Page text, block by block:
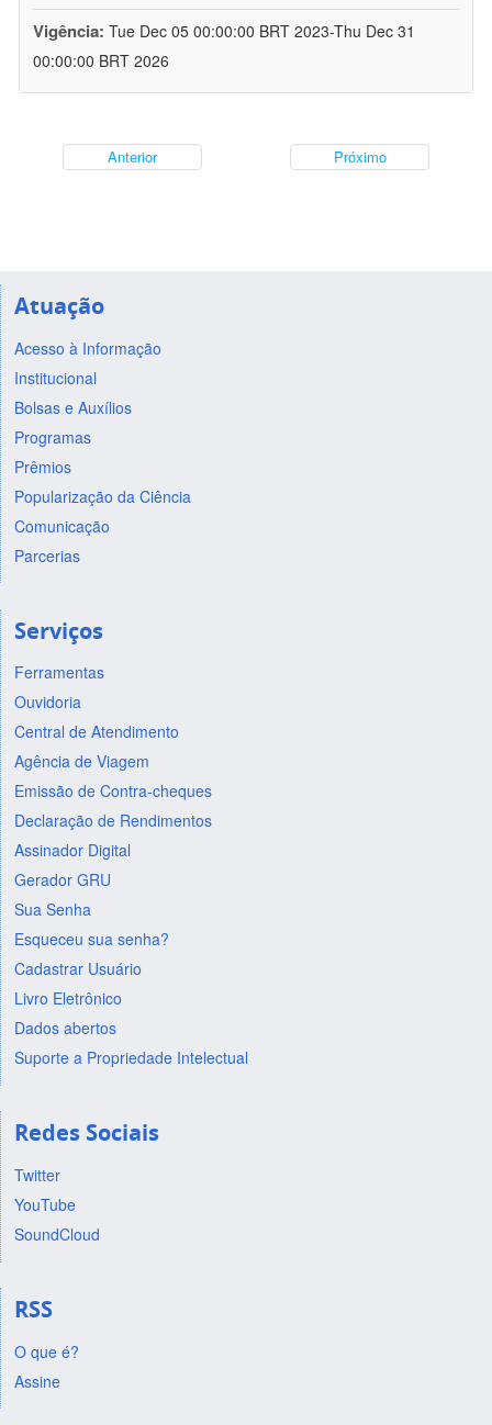
Vigência: Tue Dec 05 00:00:00 BRT 2023-Thu Dec 31
00:00:00 BRT 2026
Anterior Próximo
Atuação
Acesso à Informação
Institucional
Bolsas e Auxílios
Programas
Prêmios
Popularização da Ciência
Comunicação
Parcerias
Serviços
Ferramentas
Ouvidoria
Central de Atendimento
Agência de Viagem
Emissão de Contra-cheques
Declaração de Rendimentos
Assinador Digital
Gerador GRU
Sua Senha
Esqueceu sua senha?
Cadastrar Usuário
Livro Eletrônico
Dados abertos
Suporte a Propriedade Intelectual
Redes Sociais
Twitter
YouTube
SoundCloud
RSS
O que é?
Assine